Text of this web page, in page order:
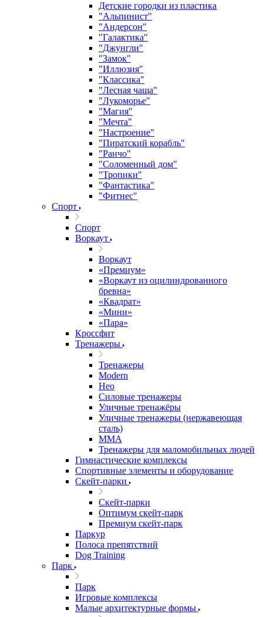
Детские городки из пластика
"Альпинист"
"Андерсон"
"Галактика"
"Джунгли"
"Замок"
"Иллюзия"
"Классика"
"Лесная чаща"
"Лукоморье"
"Магия"
"Мечта"
"Настроение"
"Пиратский корабль"
"Ранчо"
"Соломенный дом"
"Тропики"
"Фантастика"
"Фитнес"
Спорт
Спорт
Воркаут
Воркаут
«Премиум»
«Воркаут из оцилиндрованного
бревна»
«Квадрат»
«Мини»
«Пара»
Кроссфит
Тренажеры
Тренажеры
Modern
Нео
Силовые тренажеры
Уличные тренажёры
Уличные тренажеры (нержавеющая
сталь)
ММА
Тренажеры для маломобильных людей
Гимнастические комплексы
Спортивные элементы и оборудование
Скейт-парки
Скейт-парки
Оптимум скейт-парк
Премиум скейт-парк
Паркур
Полоса препятствий
Dog Training
Парк
Парк
Игровые комплексы
Малые архитектурные формы